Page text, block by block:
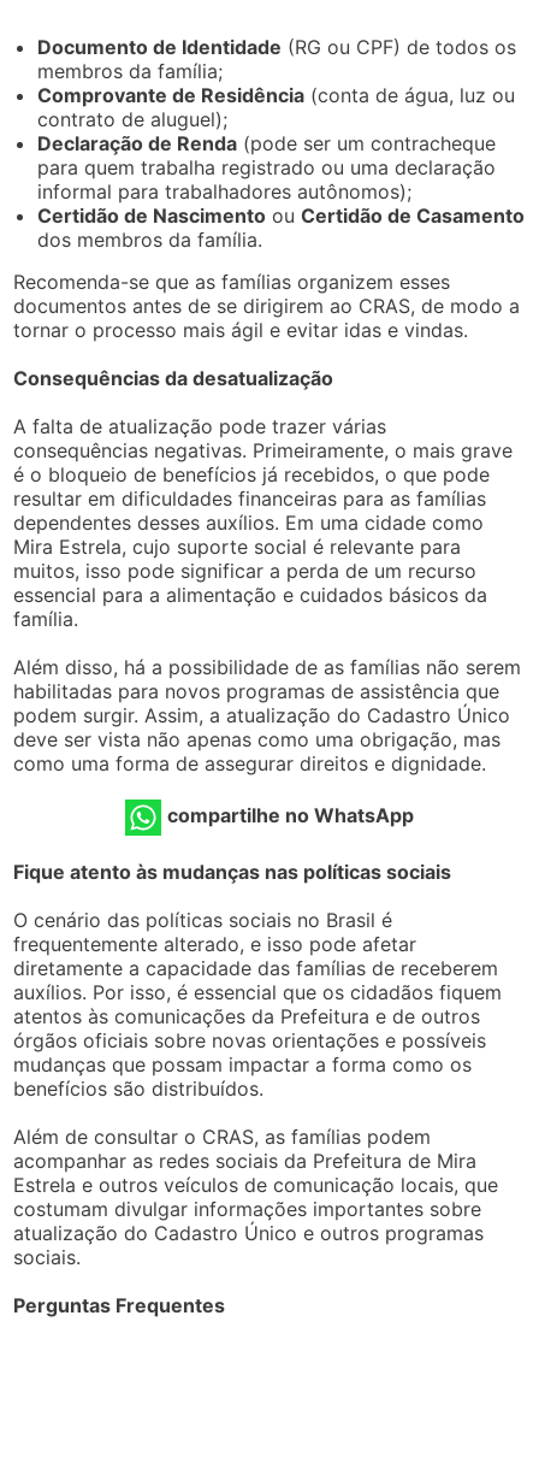
Documento de Identidade (RG ou CPF) de todos os
membros da família;
Comprovante de Residência (conta de água, luz ou
contrato de aluguel);
Declaração de Renda (pode ser um contracheque
para quem trabalha registrado ou uma declaração
informal para trabalhadores autônomos);
Certidão de Nascimento ouCertidão de Casamento
dos membros da família.
Recomenda-se que as famílias organizem esses
documentos antes de se dirigirem ao CRAS, de modo a
tornar o processo mais ágil e evitar idas e vindas.
Consequências da desatualização
A falta de atualização pode trazer várias
consequências negativas. Primeiramente, o mais grave
é o bloqueio de benefícios já recebidos, o que pode
resultar em dificuldades financeiras para as famílias
dependentes desses auxílios. Em uma cidade como
Mira Estrela, cujo suporte social é relevante para
muitos, isso pode significar a perda de um recurso
essencial para a alimentação e cuidados básicos da
família.
Além disso, há a possibilidade de as famílias não serem
habilitadas para novos programas de assistência que
podem surgir. Assim, a atualização do Cadastro Único
deve ser vista não apenas como uma obrigação, mas
como uma forma de assegurar direitos e dignidade.
compartilhe no WhatsApp
Fique atento às mudanças nas políticas sociais
O cenário das políticas sociais no Brasil é
frequentemente alterado, e isso pode afetar
diretamente a capacidade das famílias de receberem
auxílios. Por isso, é essencial que os cidadãos fiquem
atentos às comunicações da Prefeitura e de outros
órgãos oficiais sobre novas orientações e possíveis
mudanças que possam impactar a forma como os
benefícios são distribuídos.
Além de consultar o CRAS, as famílias podem
acompanhar as redes sociais da Prefeitura de Mira
Estrela e outros veículos de comunicação locais, que
costumam divulgar informações importantes sobre
atualização do Cadastro Único e outros programas
sociais.
Perguntas Frequentes